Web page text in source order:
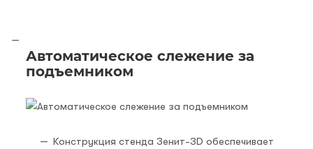
Автоматическое слежение за
подъемником
Конструкция стенда Зенит-3D обеспечивает